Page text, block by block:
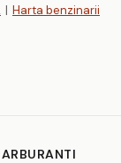
| Harta benzinarii